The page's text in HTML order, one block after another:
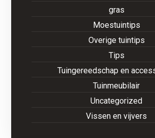
gras
Moestuintips
Overige tuintips
Tips
Tuingereedschap en
Tuinmeubilair
Uncategorized
Vissen en vijvers